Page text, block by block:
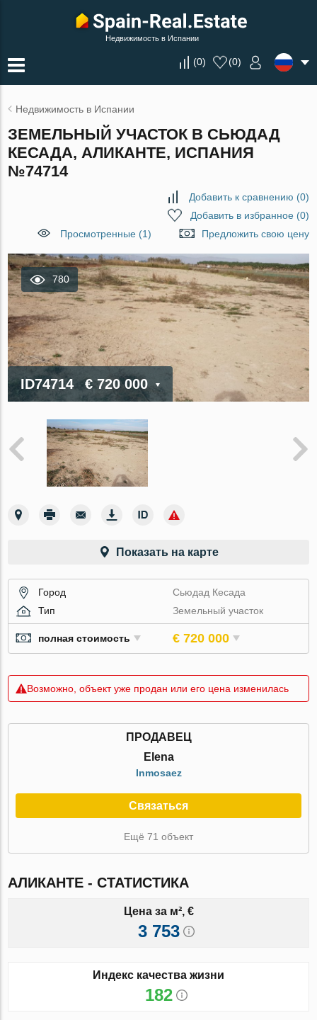
Недвижимость в Испании
(0) (0)
Недвижимость в Испании
ЗЕМЕЛЬНЫЙ УЧАСТОК В СЬЮДАД
КЕСАДА, АЛИКАНТЕ, ИСПАНИЯ
№74714
Добавить к сравнению (0)
Добавить в избранное(0)
Просмотренные (1)
Предложить свою цену
780
ID74714 € 720 000
Показать на карте
Город
Сьюдад Кесада
Тип
Земельный участок
полная стоимость € 720 000
Возможно, объект уже продан или его цена изменилась
ПРОДАВЕЦ
Elena
Inmosaez
Связаться
Ещё 71 объект
АЛИКАНТЕ - СТАТИСТИКА
Цена за м², €
3 753
Индекс качества жизни
182